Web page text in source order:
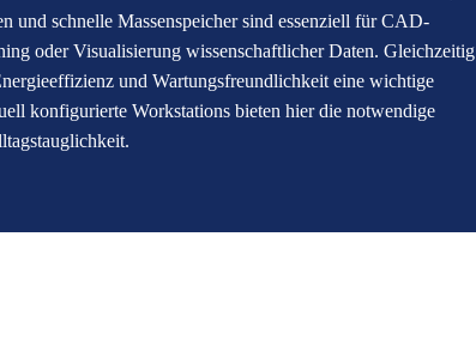
und schnelle Massenspeicher sind essenziell für CAD-
oder Visualisierung wissenschaftlicher Daten. Gleichzeitig
und Wartungsfreundlichkeit eine wichtige
konfigurierte Workstations bieten hier die notwendige